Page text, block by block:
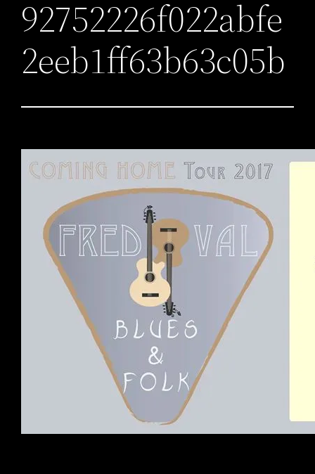
92752226f022abfe
2eeb1ff63b63c05b